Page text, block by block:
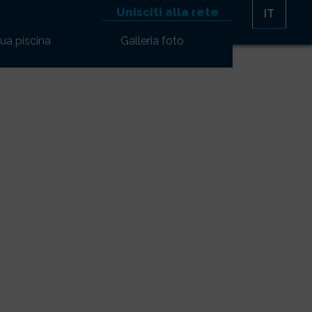
Unisciti alla rete IT
piscina Galleria foto